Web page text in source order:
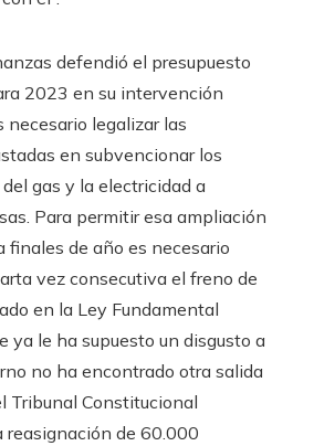
defendió el presupuesto
2023 en su intervención
necesario legalizar las
en subvencionar los
gas y la electricidad a
Para permitir esa ampliación
finales de año es necesario
vez consecutiva el freno de
en la Ley Fundamental
ya le ha supuesto un disgusto a
no ha encontrado otra salida
Tribunal Constitucional
reasignación de 60.000